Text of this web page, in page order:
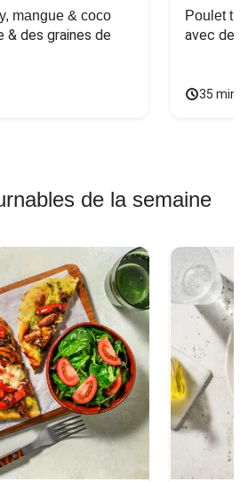
mangue & coco
& des graines de
Poulet
avec des
35
de la semaine